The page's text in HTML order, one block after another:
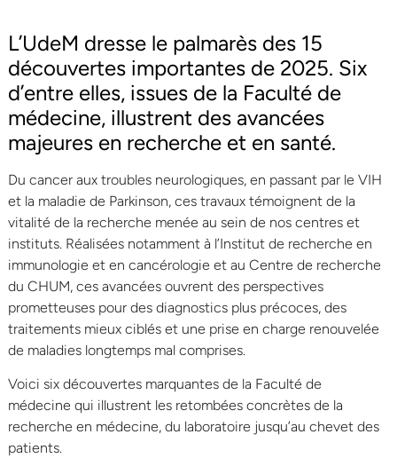
L’UdeM dresse le palmarès des 15
découvertes importantes de 2025. Six
d’entre elles, issues de la Faculté de
médecine, illustrent des avancées
majeures en recherche et en santé.
Du cancer aux troubles neurologiques, en passant par le VIH
et la maladie de Parkinson, ces travaux témoignent de la
vitalité de la recherche menée au sein de nos centres et
instituts. Réalisées notamment à l’Institut de recherche en
immunologie et en cancérologie et au Centre de recherche
du CHUM, ces avancées ouvrent des perspectives
prometteuses pour des diagnostics plus précoces, des
traitements mieux ciblés et une prise en charge renouvelée
de maladies longtemps mal comprises.
Voici six découvertes marquantes de la Faculté de
médecine qui illustrent les retombées concrètes de la
recherche en médecine, du laboratoire jusqu’au chevet des
patients.